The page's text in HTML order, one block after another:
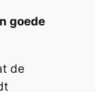
goede
de